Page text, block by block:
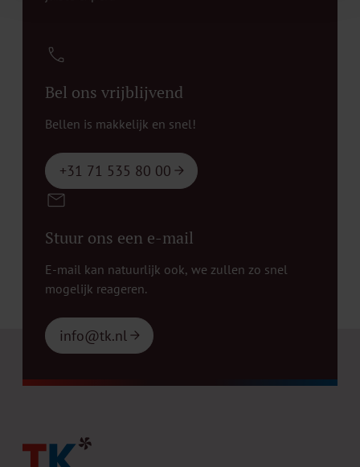
Bel ons vrijblijvend
Bellen is makkelijk en snel!
+31 71 535 80 00
Stuur ons een e-mail
E-mail kan natuurlijk ook, we zullen zo snel
mogelijk reageren.
info@tk.nl